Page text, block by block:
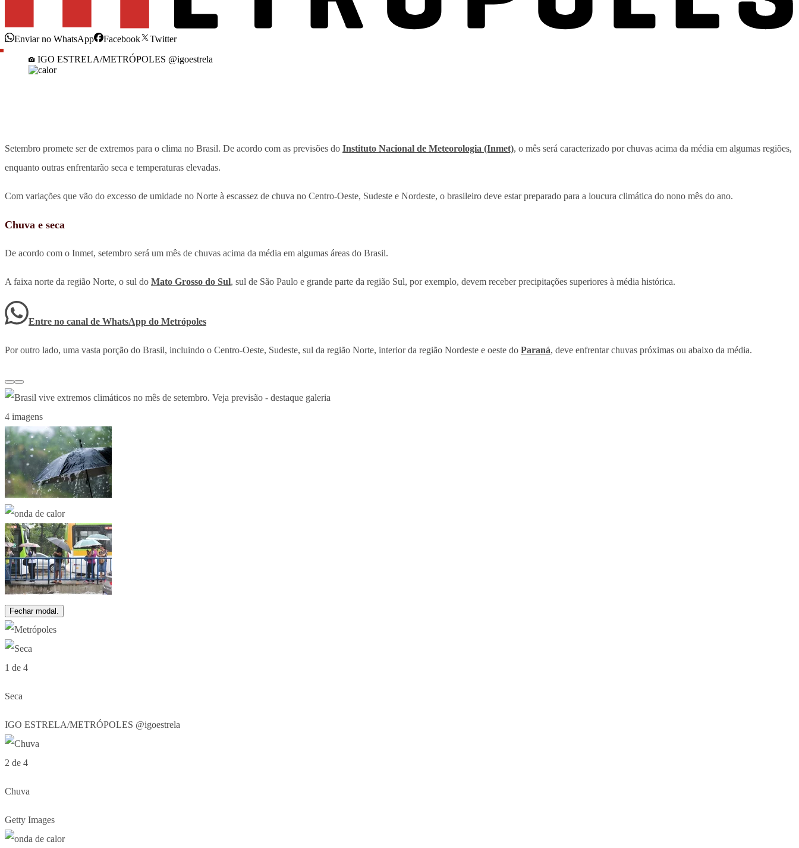
Enviar no WhatsApp Facebook
Twitter
IGO ESTRELA/METRÓPOLES @igoestrela
Setembro promete ser de extremos para o clima no Brasil. De acordo com as previsões do Instituto Nacional de Meteorologia (Inmet), o mês será caracterizado por chuvas acima da média em algumas regiões,
enquanto outras enfrentarão seca e temperaturas elevadas.
Com variações que vão do excesso de umidade no Norte à escassez de chuva no Centro-Oeste, Sudeste e Nordeste, o brasileiro deve estar preparado para a loucura climática do nono mês do ano.
Chuva e seca
De acordo com o Inmet, setembro será um mês de chuvas acima da média em algumas áreas do Brasil.
A faixa norte da região Norte, o sul do Mato Grosso do Sul, sul de São Paulo e grande parte da região Sul, por exemplo, devem receber precipitações superiores à média histórica.
Entre no canal de WhatsApp do Metrópoles
Por outro lado, uma vasta porção do Brasil, incluindo o Centro-Oeste, Sudeste, sul da região Norte, interior da região Nordeste e oeste do Paraná, deve enfrentar chuvas próximas ou abaixo da média.
4 imagens
Fechar modal.
1 de 4
Seca
IGO ESTRELA/METRÓPOLES @igoestrela
2 de 4
Chuva
Getty Images